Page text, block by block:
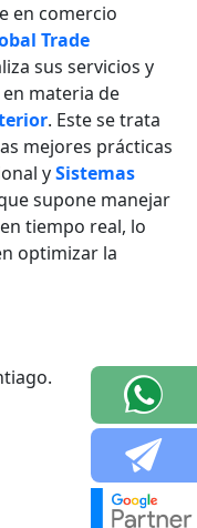
en comercio
Trade
sus servicios y
materia de
. Este se trata
mejores prácticas
ySistemas
supone manejar
tiempo real, lo
optimizar la